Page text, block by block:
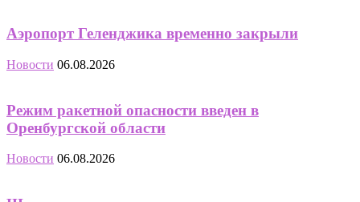
Аэропорт Геленджика временно закрыли
Новости 06.08.2026
Режим ракетной опасности введен в
Оренбургской области
Новости 06.08.2026